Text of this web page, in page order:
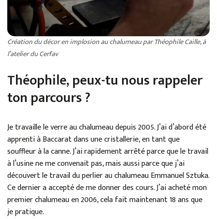
Création du décor en implosion au chalumeau par Théophile Caille, à
l’atelier du Cerfav
Théophile, peux-tu nous rappeler
ton parcours ?
Je travaille le verre au chalumeau depuis 2005. J’ai d’abord été
apprenti à Baccarat dans une cristallerie, en tant que
souffleur à la canne. J’ai rapidement arrêté parce que le travail
à l’usine ne me convenait pas, mais aussi parce que j’ai
découvert le travail du perlier au chalumeau Emmanuel Sztuka.
Ce dernier a accepté de me donner des cours. J’ai acheté mon
premier chalumeau en 2006, cela fait maintenant 18 ans que
je pratique.